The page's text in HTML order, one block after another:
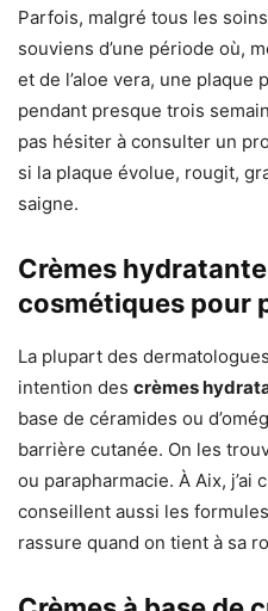
Parfois, malgré tous les
souviens d’une période où,
et de l’aloe vera, une plaque
pendant presque trois
pas hésiter à consulter un
si la plaque évolue, rougit,
saigne.
Crèmes
cosmétiques pour
La plupart des
intention des crèmes
base de céramides ou
barrière cutanée. On les
ou parapharmacie. À Aix,
conseillent aussi les
rassure quand on tient à sa